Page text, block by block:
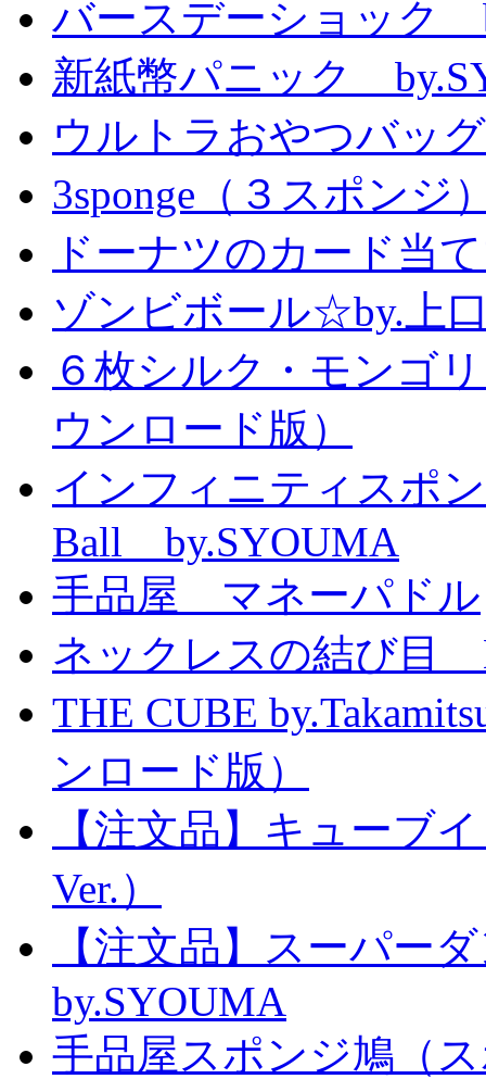
バースデーショック
新紙幣パニック
ウルトラおやつバッ
3sponge（３スポン
ドーナツのカード当
ゾンビボール☆by.上
６枚シルク・モンゴ
ウンロード版）
インフィニティスポ
Ball by.SYOUMA
手品屋 マネーパドル
ネックレスの結び目
THE CUBE
ンロード版）
【注文品】キューブ
Ver.）
【注文品】スーパ
by.SYOUMA
手品屋スポンジ鳩（